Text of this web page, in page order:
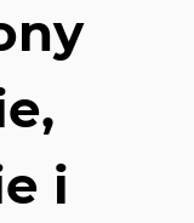
i